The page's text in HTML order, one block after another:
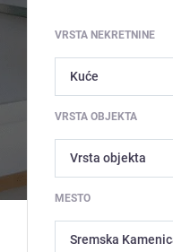
VRSTA NEKRETNINE
VRSTA OBJEKTA
MESTO